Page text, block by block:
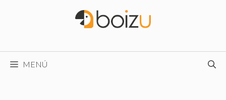
MENÚ